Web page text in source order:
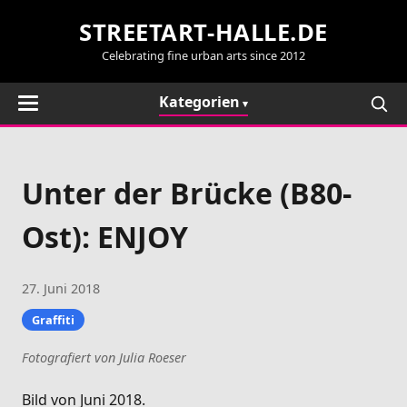
STREETART-HALLE.DE
Celebrating fine urban arts since 2012
Kategorien
Unter der Brücke (B80-
Ost): ENJOY
27. Juni 2018
Graffiti
Fotografiert von Julia Roeser
Bild von Juni 2018.